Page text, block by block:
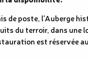
de poste, l'Auberge
du terroir, dans une
est réservée